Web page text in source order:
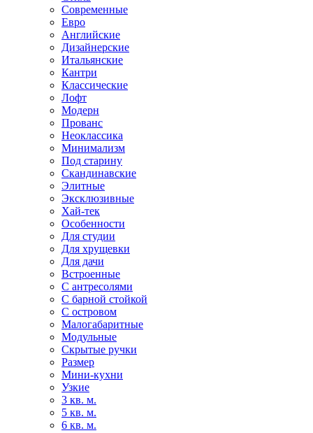
Современные
Евро
Английские
Дизайнерские
Итальянские
Кантри
Классические
Лофт
Модерн
Прованс
Неоклассика
Минимализм
Под старину
Скандинавские
Элитные
Эксклюзивные
Хай-тек
Особенности
Для студии
Для хрущевки
Для дачи
Встроенные
С антресолями
С барной стойкой
С островом
Малогабаритные
Модульные
Скрытые ручки
Размер
Мини-кухни
Узкие
3 кв. м.
5 кв. м.
6 кв. м.